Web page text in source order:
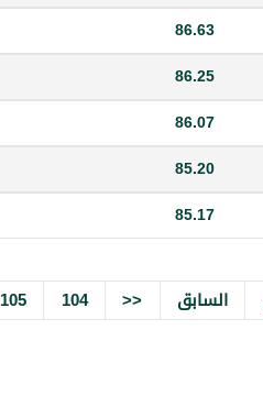
86.63
86.25
86.07
85.20
85.17
السابق <<
104
105